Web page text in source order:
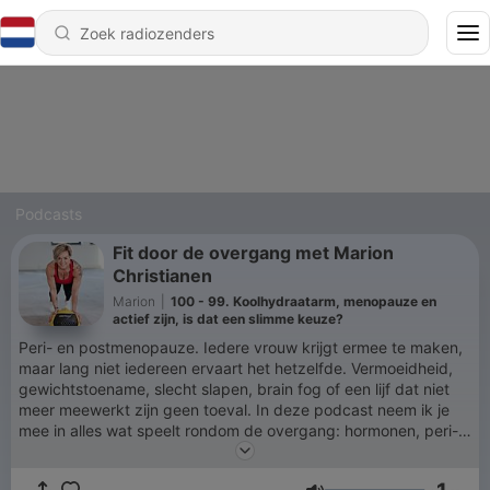
Podcasts
Fit door de overgang met Marion
Christianen
Marion
100 - 99. Koolhydraatarm, menopauze en
actief zijn, is dat een slimme keuze?
Peri- en postmenopauze. Iedere vrouw krijgt ermee te maken,
maar lang niet iedereen ervaart het hetzelfde. Vermoeidheid,
gewichtstoename, slecht slapen, brain fog of een lijf dat niet
meer meewerkt zijn geen toeval. In deze podcast neem ik je
mee in alles wat speelt rondom de overgang: hormonen, peri-
en postmenopauze, Menopauze Hormoon Therapie (MHT),